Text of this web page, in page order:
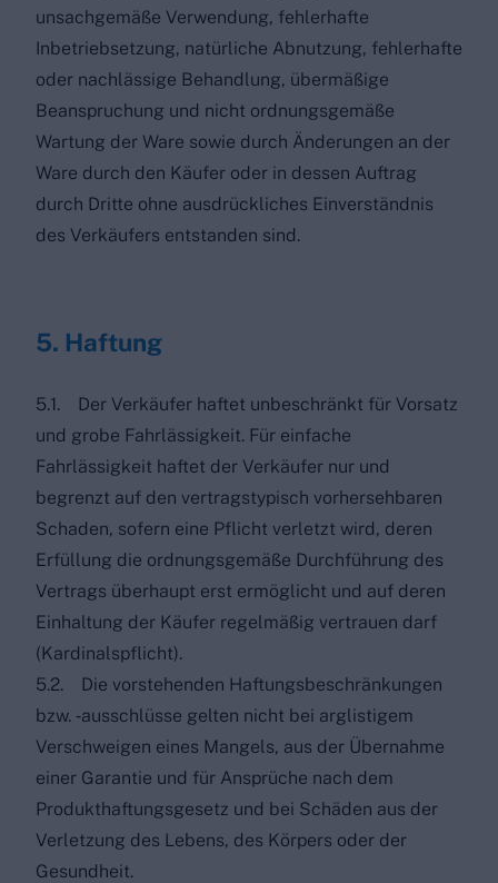
unsachgemäße Verwendung, fehlerhafte
Inbetriebsetzung, natürliche Abnutzung, fehlerhafte
oder nachlässige Behandlung, übermäßige
Beanspruchung und nicht ordnungsgemäße
Wartung der Ware sowie durch Änderungen an der
Ware durch den Käufer oder in dessen Auftrag
durch Dritte ohne ausdrückliches Einverständnis
des Verkäufers entstanden sind.
5. Haftung
5.1. Der Verkäufer haftet unbeschränkt für Vorsatz
und grobe Fahrlässigkeit. Für einfache
Fahrlässigkeit haftet der Verkäufer nur und
begrenzt auf den vertragstypisch vorhersehbaren
Schaden, sofern eine Pflicht verletzt wird, deren
Erfüllung die ordnungsgemäße Durchführung des
Vertrags überhaupt erst ermöglicht und auf deren
Einhaltung der Käufer regelmäßig vertrauen darf
(Kardinalspflicht).
5.2. Die vorstehenden Haftungsbeschränkungen
bzw. ‑ausschlüsse gelten nicht bei arglistigem
Verschweigen eines Mangels, aus der Übernahme
einer Garantie und für Ansprüche nach dem
Produkthaftungsgesetz und bei Schäden aus der
Verletzung des Lebens, des Körpers oder der
Gesundheit.